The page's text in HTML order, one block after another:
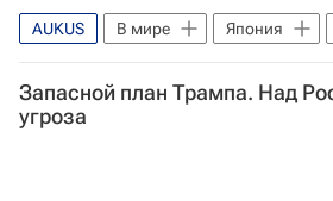
AUKUS В мире Япония
Мария Захарова
Запасной план Трампа. Над
угроза